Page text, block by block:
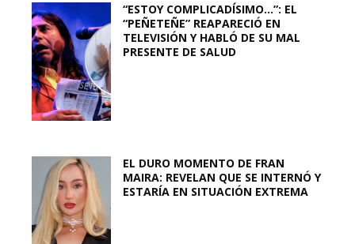
“ESTOY COMPLICADÍSIMO…”: EL
“PEÑETEÑE” REAPARECIÓ EN
TELEVISIÓN Y HABLÓ DE SU MAL
PRESENTE DE SALUD
EL DURO MOMENTO DE FRAN
MAIRA: REVELAN QUE SE INTERNÓ Y
ESTARÍA EN SITUACIÓN EXTREMA